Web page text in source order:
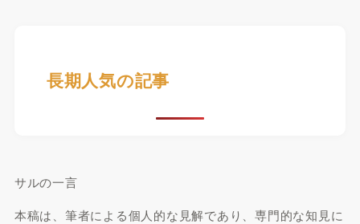
長期人気の記事
サルの一言
本稿は、筆者による個人的な見解であり、専門的な知見に